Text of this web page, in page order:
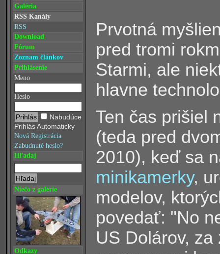
Galéria
RSS Kanály
RSS
Download
Fórum
Zoznam článkov
Prihlásenie
Meno
Heslo
Nabudúce
Prihlás Automaticky
Nová Registrácia
Zabudnuté heslo?
Hľadaj
Niečo z galérie
Odkazy
Prvotná
pred tromi
Starmi, ale
hlavne
Ten čas prišiel
(teda pred
2010), keď sa
minikamerky,
modelov,
povedať: "No
US Dolárov,